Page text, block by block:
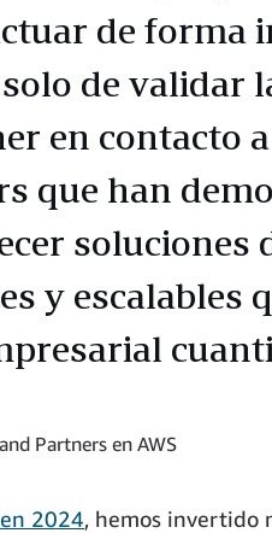
de forma
de validar
en contacto
que han
soluciones
y escalables
Partners en AWS
2024, hemos invertido